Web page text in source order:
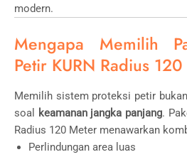
modern.
Mengapa Memilih
Petir KURN Radius
Memilih sistem proteksi petir
soal
keamanan jangka panjang.
Radius 120 Meter menawarkan
Perlindungan area luas